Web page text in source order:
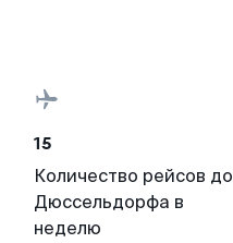
15
Количество рейсов до
Дюссельдорфа в
неделю